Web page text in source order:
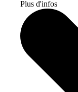
Plus d'infos